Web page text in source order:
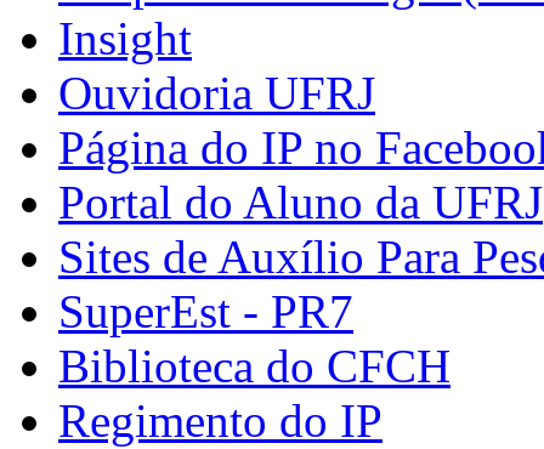
Insight
Ouvidoria UFRJ
Página do IP no
Portal do Aluno da UFRJ
Sites de Auxílio Para
SuperEst - PR7
Biblioteca do CFCH
Regimento do IP